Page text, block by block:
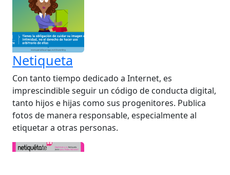
Netiqueta
Con tanto tiempo dedicado a Internet, es
imprescindible seguir un código de conducta digital,
tanto hijos e hijas como sus progenitores. Publica
fotos de manera responsable, especialmente al
etiquetar a otras personas.